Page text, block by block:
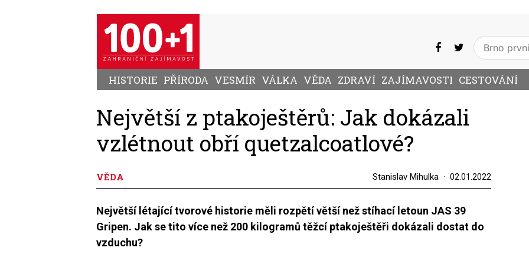
HISTORIE PŘÍRODA VESMÍR VÁLKA VĚDA ZDRAVÍ ZAJÍMAVOSTI CESTOVÁNÍ
Největší z ptakoještěrů: Jak dokázali
vzlétnout obří quetzalcoatlové?
VĚDA Stanislav Mihulka 02.01.2022
Největší létající tvorové historie měli rozpětí větší než stíhací letoun JAS 39
Gripen. Jak se tito více než 200 kilogramů těžcí ptakoještěři dokázali dostat do
vzduchu?